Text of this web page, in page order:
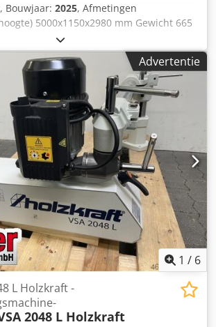
, Bouwjaar: 2025, Afmetingen
5000x1150x2980 mm Gewicht 665
vermogen 3 kW Chjdpfx Acevz Eudeiea
CHALLENGE DIGIT 4122 - Snijlengte
- Snijhoogte verticaal 2200 mm -
- Zaagbladdiameter 250 x 30 mm -
5800 tpm - Toerental van het
- Motor 3,0 kW / 400 V -
100 mm - torsievrij, vrijstaand
L=5000,B=1150, H=2980 mm
inbegrepen: - Score-eenheid - Digitaal
doorsneden - Digitaal display voor
- automatisch uitwijkende lattenbodem -
ondersteuning van kleine
Advertentie
1 / 6
L Holzkraft -
2048 L Holzkraft